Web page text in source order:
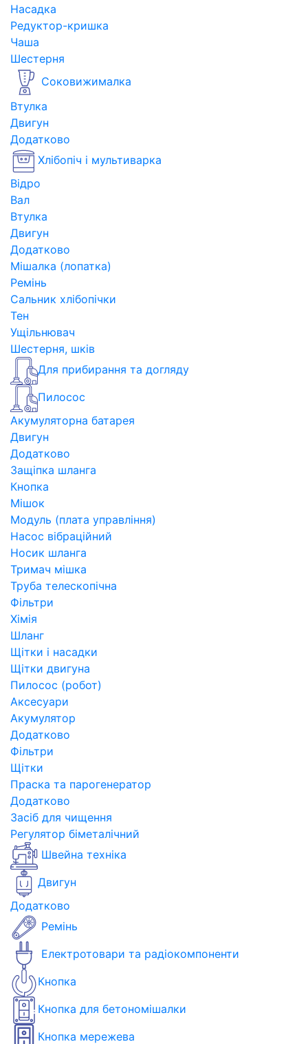
Насадка
Редуктор-кришка
Чаша
Шестерня
Соковижималка
Втулка
Двигун
Додатково
Хлібопіч і мультиварка
Відро
Вал
Втулка
Двигун
Додатково
Мішалка (лопатка)
Ремінь
Сальник хлібопічки
Тен
Ущільнювач
Шестерня, шків
Для прибирання та догляду
Пилосос
Акумуляторна батарея
Двигун
Додатково
Защіпка шланга
Кнопка
Мішок
Модуль (плата управління)
Насос вібраційний
Носик шланга
Тримач мішка
Труба телескопічна
Фільтри
Хімія
Шланг
Щітки і насадки
Щітки двигуна
Пилосос (робот)
Аксесуари
Акумулятор
Додатково
Фільтри
Щітки
Праска та парогенератор
Додатково
Засіб для чищення
Регулятор біметалічний
Швейна техніка
Двигун
Додатково
Ремінь
Електротовари та радіокомпоненти
Кнопка
Кнопка для бетономішалки
Кнопка мережева